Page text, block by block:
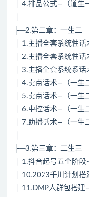
│ 4.排品公式—（道生
├─2.第二章：一生二
│ 1.主播全套系统性
│ 2.主播全套系统性
│ 3.主播全套系统系
│ 4.卖点话术—（一生
│ 5.卖点话术—（一生
│ 6.中控话术—（一生
│ 7.助播话术—（一生
├─3.第三章：二生三
│ 1.抖音起号五个阶
│ 10.2023千川计划
│ 11.DMP人群包搭建